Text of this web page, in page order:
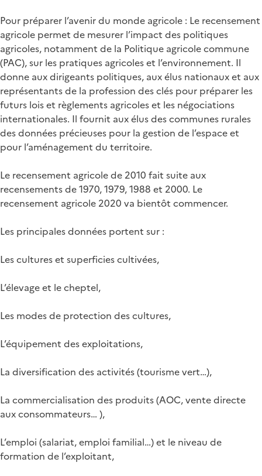
Pour préparer l’avenir du monde agricole : Le recensement
agricole permet de mesurer l’impact des politiques
agricoles, notamment de la Politique agricole commune
(PAC), sur les pratiques agricoles et l’environnement. Il
donne aux dirigeants politiques, aux élus nationaux et aux
représentants de la profession des clés pour préparer les
futurs lois et règlements agricoles et les négociations
internationales. Il fournit aux élus des communes rurales
des données précieuses pour la gestion de l’espace et
pour l’aménagement du territoire.
Le recensement agricole de 2010 fait suite aux
recensements de 1970, 1979, 1988 et 2000. Le
recensement agricole 2020 va bientôt commencer.
Les principales données portent sur :
Les cultures et superficies cultivées,
L’élevage et le cheptel,
Les modes de protection des cultures,
L’équipement des exploitations,
La diversification des activités (tourisme vert…),
La commercialisation des produits (AOC, vente directe
aux consommateurs… ),
L’emploi (salariat, emploi familial…) et le niveau de
formation de l’exploitant,